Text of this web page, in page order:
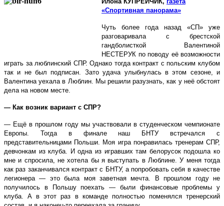
«Спортивная панорама»
Чуть более года назад «СП» уже
разговаривала с брестской
гандболисткой Валентиной
НЕСТЕРУК по поводу её возможности
играть за люблинский СПР. Однако тогда контракт с польским клубом
так и не был подписан. Зато удача улыбнулась в этом сезоне, и
Валентина уехала в Люблин. Мы решили разузнать, как у неё обстоят
дела на новом месте.
— Как возник вариант с СПР?
— Ещё в прошлом году мы участвовали в студенческом чемпионате
Европы. Тогда в финале наш БНТУ встречался с
представительницами Польши. Моя игра понравилась тренерам СПР,
девчонкам из клуба. И одна из игравших там белорусок подошла ко
мне и спросила, не хотела бы я выступать в Люблине. У меня тогда
как раз заканчивался контракт с БНТУ, а попробовать себя в качестве
легионера — это была моя заветная мечта. В прошлом году не
получилось в Польшу поехать — были финансовые проблемы у
клуба. А в этот раз в команде полностью поменялся тренерский